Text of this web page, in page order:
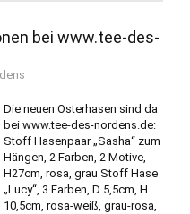
bei www.tee-des-
Die neuen Osterhasen sind da
bei www.tee-des-nordens.de:
Stoff Hasenpaar „Sasha“ zum
Hängen, 2 Farben, 2 Motive,
H27cm, rosa, grau Stoff Hase
„Lucy“, 3 Farben, D 5,5cm, H
10,5cm, rosa-weiß, grau-rosa,